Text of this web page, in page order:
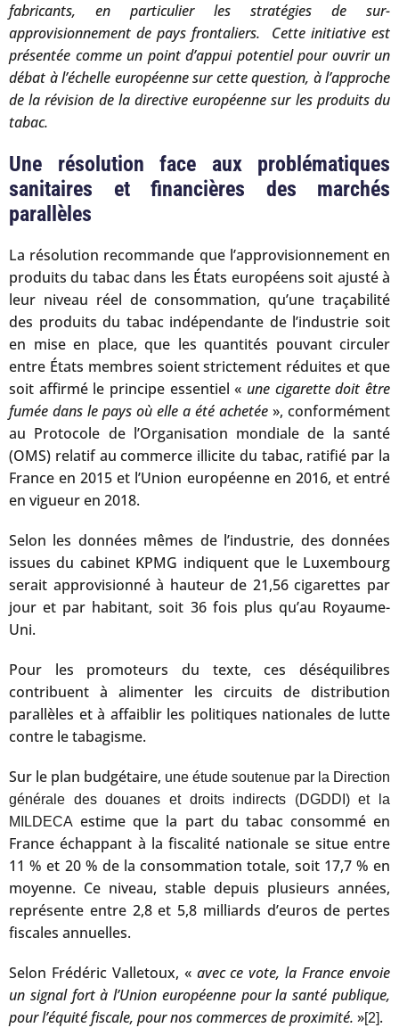
fabricants, en particulier les stratégies de sur-
approvisionnement de pays frontaliers. Cette initiative est
présentée comme un point d’appui potentiel pour ouvrir un
débat à l’échelle européenne sur cette question, à l’approche
de la révision de la directive européenne sur les produits du
tabac.
Une résolution face aux problématiques
sanitaires et financières des marchés
parallèles
La résolution recommande que l’approvisionnement en
produits du tabac dans les États européens soit ajusté à
leur niveau réel de consommation, qu’une traçabilité
des produits du tabac indépendante de l’industrie soit
en mise en place, que les quantités pouvant circuler
entre États membres soient strictement réduites et que
soit affirmé le principe essentiel « une cigarette doit être
fumée dans le pays où elle a été achetée », conformément
au Protocole de l’Organisation mondiale de la santé
(OMS) relatif au commerce illicite du tabac, ratifié par la
France en 2015 et l’Union européenne en 2016, et entré
en vigueur en 2018.
Selon les données mêmes de l’industrie, des données
issues du cabinet KPMG indiquent que le Luxembourg
serait approvisionné à hauteur de 21,56 cigarettes par
jour et par habitant, soit 36 fois plus qu’au Royaume-
Uni.
Pour les promoteurs du texte, ces déséquilibres
contribuent à alimenter les circuits de distribution
parallèles et à affaiblir les politiques nationales de lutte
contre le tabagisme.
Sur le plan budgétaire, une étude soutenue par la Direction
générale des douanes et droits indirects (DGDDI) et la
MILDECA estime que la part du tabac consommé en
France échappant à la fiscalité nationale se situe entre
11 % et 20 % de la consommation totale, soit 17,7 % en
moyenne. Ce niveau, stable depuis plusieurs années,
représente entre 2,8 et 5,8 milliards d’euros de pertes
fiscales annuelles.
Selon Frédéric Valletoux, « avec ce vote, la France envoie
un signal fort à l’Union européenne pour la santé publique,
pour l’équité fiscale, pour nos commerces de proximité. »[2].